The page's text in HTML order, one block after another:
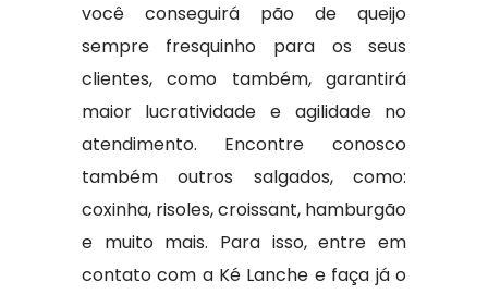
você conseguirá pão de queijo
sempre fresquinho para os seus
clientes, como também, garantirá
maior lucratividade e agilidade no
atendimento. Encontre conosco
também outros salgados, como:
coxinha, risoles, croissant, hamburgão
e muito mais. Para isso, entre em
contato com a Ké Lanche e faça já o